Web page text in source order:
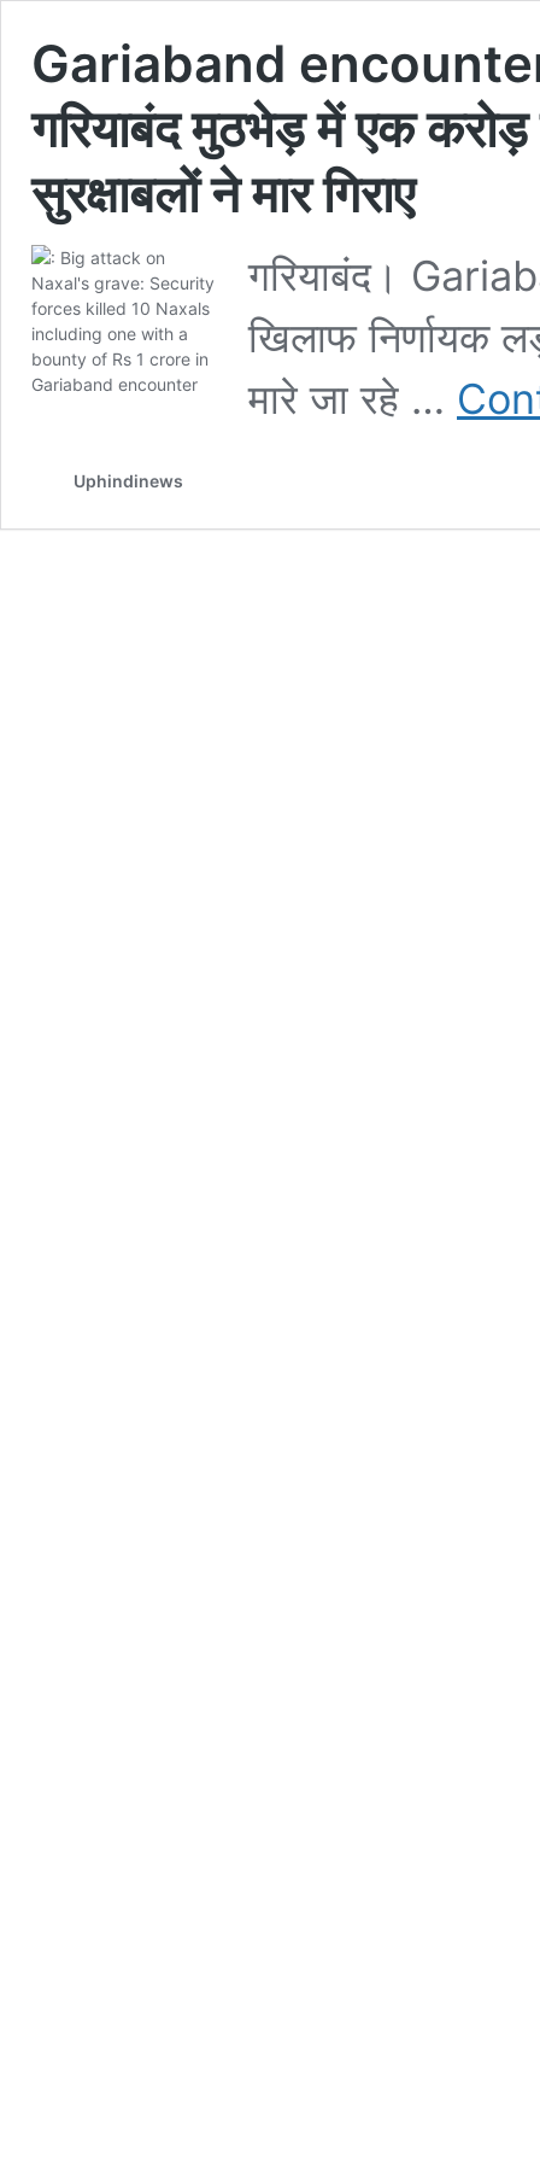
Gariaband encounter
गरियाबंद मुठभेड़ में एक
सुरक्षाबलों ने मार गिराए
गरियाबंद।
खिलाफ निर्णायक
मारे जा रहे …
Uphindinews